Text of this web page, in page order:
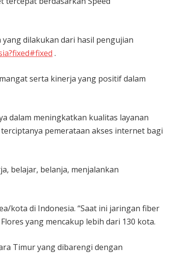
dilakukan dari hasil pengujian
.
serta kinerja yang positif dalam
dalam meningkatkan kualitas layanan
pemerataan akses internet bagi
belajar, belanja, menjalankan
kota di Indonesia. “Saat ini jaringan fiber
yang mencakup lebih dari 130 kota.
Timur yang dibarengi dengan